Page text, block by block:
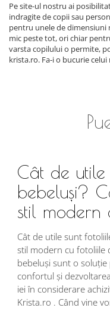
Pe site-ul nostru ai
indragite de copii sau
pentru unele de dimensiuni
mic peste tot, ori chiar
varsta copilului o permite,
krista.ro. Fa-i o bucurie celui
Cât de
bebeluși?
stil modern
Cât de utile sunt
stil modern cu fotoliile
bebeluși sunt o
confortul și
iei în considerare
Krista.ro . Când vine